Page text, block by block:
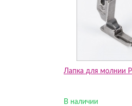
Лапка для молнии
В наличии